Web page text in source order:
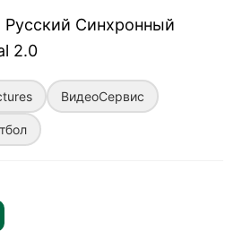
Русский Синхронный
2.0
ВидеоСервис